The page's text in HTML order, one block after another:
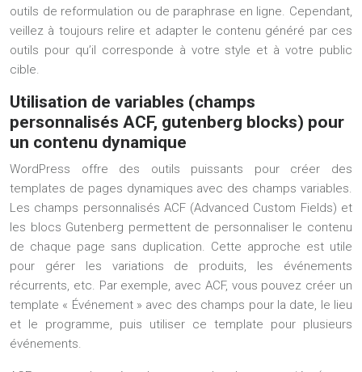
outils de reformulation ou de paraphrase en ligne. Cependant,
veillez à toujours relire et adapter le contenu généré par ces
outils pour qu’il corresponde à votre style et à votre public
cible.
Utilisation de variables (champs
personnalisés ACF, gutenberg blocks) pour
un contenu dynamique
WordPress offre des outils puissants pour créer des
templates de pages dynamiques avec des champs variables.
Les champs personnalisés ACF (Advanced Custom Fields) et
les blocs Gutenberg permettent de personnaliser le contenu
de chaque page sans duplication. Cette approche est utile
pour gérer les variations de produits, les événements
récurrents, etc. Par exemple, avec ACF, vous pouvez créer un
template « Événement » avec des champs pour la date, le lieu
et le programme, puis utiliser ce template pour plusieurs
événements.